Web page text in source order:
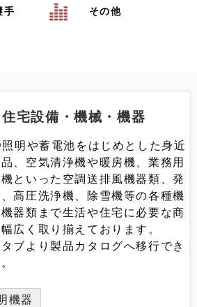
手 その他
住宅設備・機械・機器
照明や蓄電池をはじめとした身近
、空気清浄機や暖房機、業務用
機といった空調送排風機器類、発
高圧洗浄機、除雪機等の各種機
器類まで生活や住宅に必要な商
広く取り揃えております。
ブより製品カタログへ移行でき
機器